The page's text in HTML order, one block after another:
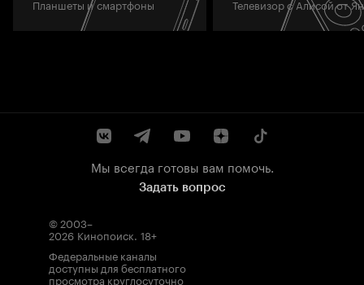
Планшеты и смартфоны Телевизор с Алисой от
Мы всегда готовы вам помочь.
Задать вопрос
© 2003–
2026 Кинопоиск. 18+
Федеральные каналы
доступны для бесплатного
просмотра круглосуточно